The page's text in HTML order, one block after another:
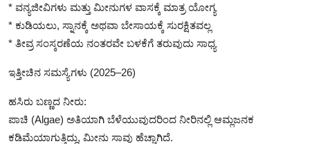
* ವನ್ಯಜೀವಿಗಳು ಮತ್ತು ಮೀನುಗಳ ವಾಸಕ್ಕೆ ಮಾತ್ರ ಯೋಗ್ಯ
* ಕುಡಿಯಲು, ಸ್ನಾನಕ್ಕೆ ಅಥವಾ ಬೇಸಾಯಕ್ಕೆ ಸುರಕ್ಷಿತವಲ್ಲ
* ತೀವ್ರ ಸಂಸ್ಕರಣೆಯ ನಂತರವೇ ಬಳಕೆಗೆ ತರುವುದು ಸಾಧ್ಯ
ಇತ್ತೀಚಿನ ಸಮಸ್ಯೆಗಳು (2025–26)
ಹಸಿರು ಬಣ್ಣದ ನೀರು:
ಪಾಚಿ (Algae) ಅತಿಯಾಗಿ ಬೆಳೆಯುವುದರಿಂದ ನೀರಿನಲ್ಲಿ ಆಮ್ಲಜನಕ
ಕಡಿಮೆಯಾಗುತ್ತಿದ್ದು, ಮೀನು ಸಾವು ಹೆಚ್ಚಾಗಿದೆ.